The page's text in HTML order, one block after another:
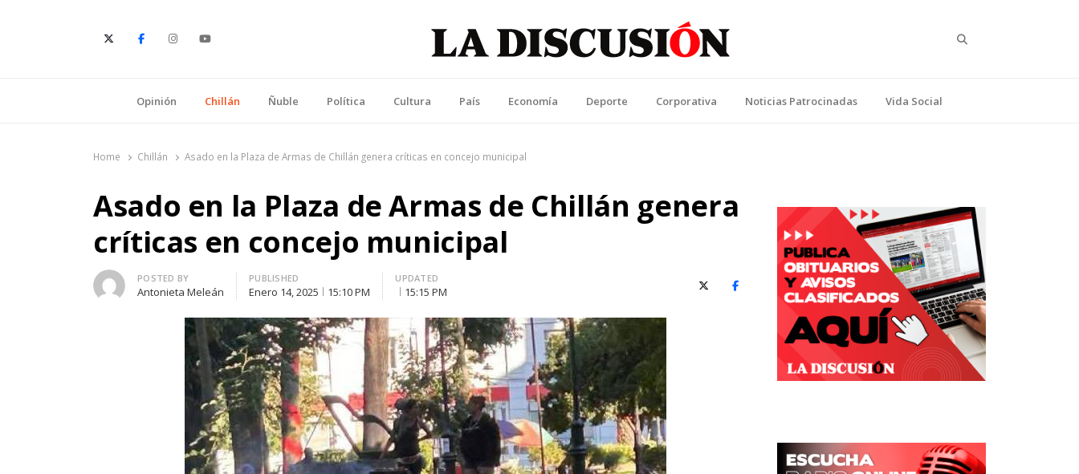
Opinión Chillán Ñuble Política Cultura País Economía Deporte Corporativa Noticias Patrocinadas Vida Social
Home Chillán Asado en la Plaza de Armas de Chillán genera críticas en concejo municipal
Asado en la Plaza de Armas de Chillán genera
críticas en concejo municipal
Author
POSTED BY
Antonieta Meleán
PUBLISHED
Enero 14, 2025 15:10 PM
UPDATED
15:15 PM X (Twitter)Facebook